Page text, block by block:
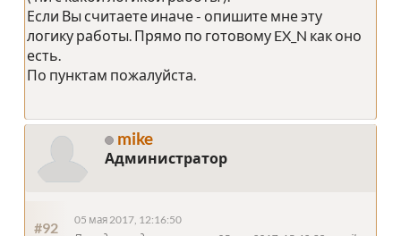
Если Вы считаете иначе - опишите мне эту
логику работы. Прямо по готовому EX_N как оно
есть.
По пунктам пожалуйста.
mike
Администратор
#92
05 мая 2017, 12:16:50